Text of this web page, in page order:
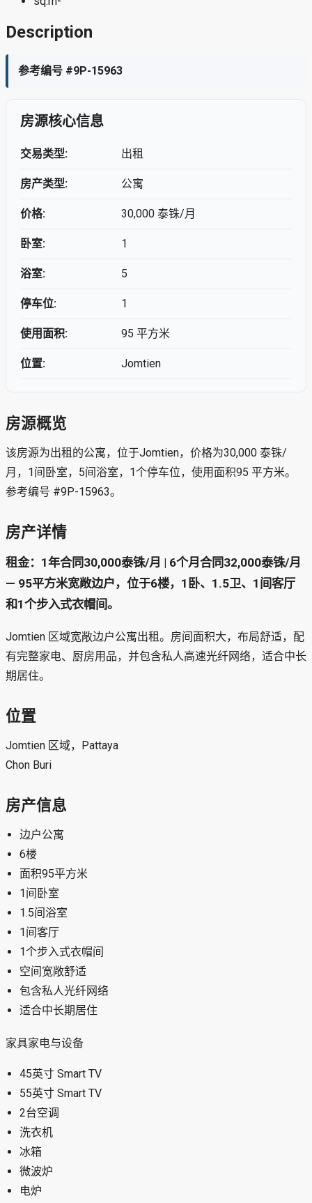
Description
参考编号 #9P-15963
房源核心信息
交易类型: 出租
房产类型: 公寓
价格: 30,000 泰铢/月
卧室: 1
浴室: 5
停车位: 1
使用面积: 95 平方米
位置: Jomtien
房源概览
该房源为出租的公寓，位于Jomtien，价格为30,000 泰铢/
月，1间卧室，5间浴室，1个停车位，使用面积95 平方米。
参考编号 #9P-15963。
房产详情
租金：1年合同30,000泰铢/月 | 6个月合同32,000泰铢/月
— 95平方米宽敞边户，位于6楼，1卧、1.5卫、1间客厅
和1个步入式衣帽间。
Jomtien 区域宽敞边户公寓出租。房间面积大，布局舒适，配
有完整家电、厨房用品，并包含私人高速光纤网络，适合中长
期居住。
位置
Jomtien 区域，Pattaya
Chon Buri
房产信息
边户公寓
6楼
面积95平方米
1间卧室
1.5间浴室
1间客厅
1个步入式衣帽间
空间宽敞舒适
包含私人光纤网络
适合中长期居住
家具家电与设备
45英寸 Smart TV
55英寸 Smart TV
2台空调
洗衣机
冰箱
微波炉
电炉